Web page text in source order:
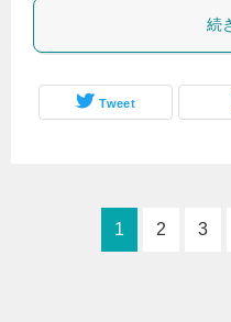
続
Tweet
1 2 3